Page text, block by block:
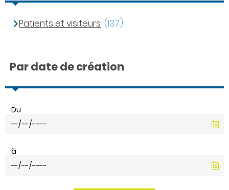
Patients et visiteurs (137)
Par date de création
Du
à